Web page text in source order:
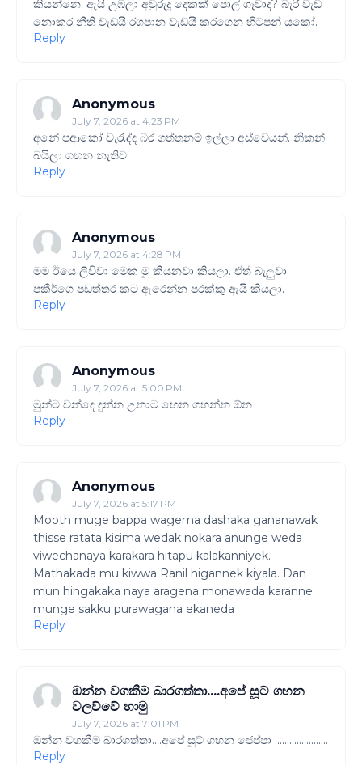
කියන්නෙ. ඇයි උඹලා අවුරුදු දෙකක් පොල් ගෑවාද? බැරි වැඩ
නොකර නීති වැඩයි රගපාන වැඩයි කරගෙන හිටපන් යකෝ.
Reply
Anonymous
July 7, 2026 at 4:23 PM
අනේ පආකෝ වැරැද්ද බර ගත්තනම් ඉල්ලා අස්වෙයන්. නිකන්
බයිලා ගහන නැතිව
Reply
Anonymous
July 7, 2026 at 4:28 PM
මම ඊයෙ ලිවිවා මෙක මූ කියනවා කියලා. ඒත් බැලුවා
පකීර්ගෙ පඩත්තර කට ඇරෙන්න පරක්කු ඇයි කියලා.
Reply
Anonymous
July 7, 2026 at 5:00 PM
මුන්ට චන්දෙ දුන්න උනාට හෙන ගහන්න ඕන
Reply
Anonymous
July 7, 2026 at 5:17 PM
Mooth muge bappa wagema dashaka gananawak
thisse ratata kisima wedak nokara anunge weda
viwechanaya karakara hitapu kalakanniyek.
Mathakada mu kiwwa Ranil higannek kiyala. Dan
mun hingakaka naya aragena monawada karanne
munge sakku purawagana ekaneda
Reply
ඔන්න වගකීම බාරගත්තා....අපේ සූට් ගහන
වලව්වේ හාමු
July 7, 2026 at 7:01 PM
ඔන්න වගකීම බාරගත්තා....අපේ සූට් ගහන ජෙප්පා ......................
Reply